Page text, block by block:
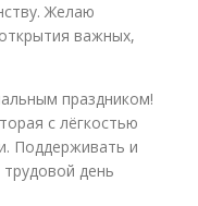
Желаю
важных,
праздником!
с лёгкостью
Поддерживать и
день